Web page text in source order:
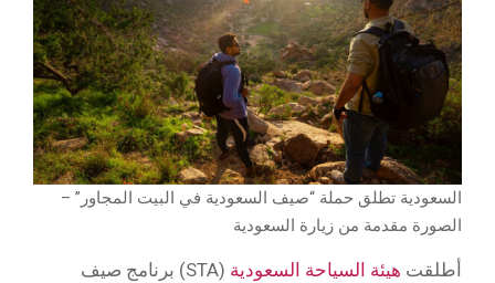
السعودية تطلق حملة “صيف السعودية في البيت المجاور” –
الصورة مقدمة من زيارة السعودية
أطلقت هيئة السياحة السعودية
(STA) برنامج صيف